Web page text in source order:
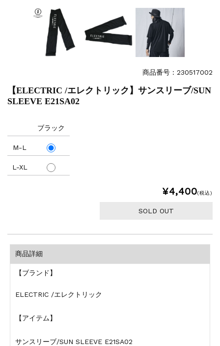
商品番号：230517002
【ELECTRIC /エレクトリック】サンスリーブ/SUN
SLEEVE E21SA02
M-L
L-XL
ブラック
¥4,400(税込)
SOLD OUT
商品詳細
【ブランド】
ELECTRIC /エレクトリック
【アイテム】
サンスリーブ/SUN SLEEVE E21SA02